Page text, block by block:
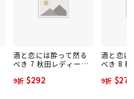
酒と恋には酔って然る
べき 7 秋田レディース
9折 $292
酒と恋に
べき 8
9折 $279